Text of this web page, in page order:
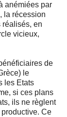
anémiées par
la récession
réalisés, en
vicieux,
de
le
les Etats
si ces plans
ils ne règlent
Ce